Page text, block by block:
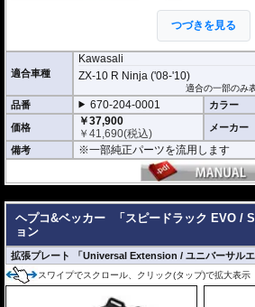
荷物を固定
ック受けも多
グまで、快適
に移植する
オプション
が容易になり
大きなバッ
niversal
ヘプコ&ベッ
ー Journey ユニバーサルプレートタイプが搭
マルチベーシック / MultiBASIC for Speedrack
すれば、
搭載可能
※Speedrack EVOの標準推奨耐荷重は7.5kgです
なる場合があります。この場合はマニュアルに記
確認下さい。
つづきを見る
適合車種
Kawasali
ZX-10 R Ninja ('08-'10)
適合の一部のみ
品番 670-204-0001 カラー
価格
￥37,900
￥41,690(税込) メーカー
備考 ※一部純正パーツを流用します
ヘプコ&ベッカー
「スピードラック EVO /
ョン
拡張プレート 「Universal Extension / ユニバーサルエ
スワイプでスクロール、クリック(タップ)で拡大表示